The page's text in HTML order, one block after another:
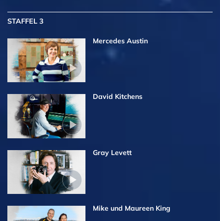
STAFFEL 3
Mercedes Austin
David Kitchens
Gray Levett
Mike und Maureen King